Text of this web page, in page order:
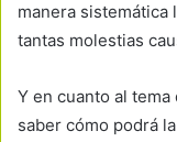
manera sistemática
tantas molestias
Y en cuanto al
saber cómo podrá